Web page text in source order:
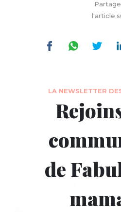
l'article
LA NEWSLETTER
de